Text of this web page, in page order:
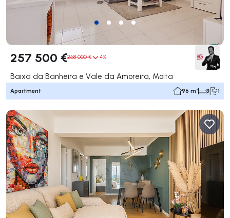
257 500 €268 000 € 4%
Baixa da Banheira e Vale da Amoreira, Moita
Apartment 96 m² 3 1